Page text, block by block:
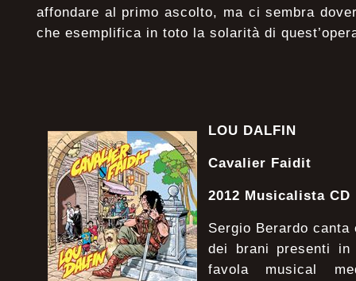
affondare al primo ascolto, ma ci sembra
che esemplifica in toto la solarità di
LOU DALFIN
Cavalier Faidit
2012 Musicalista CD
Sergio Berardo
dei brani presenti
favola musical